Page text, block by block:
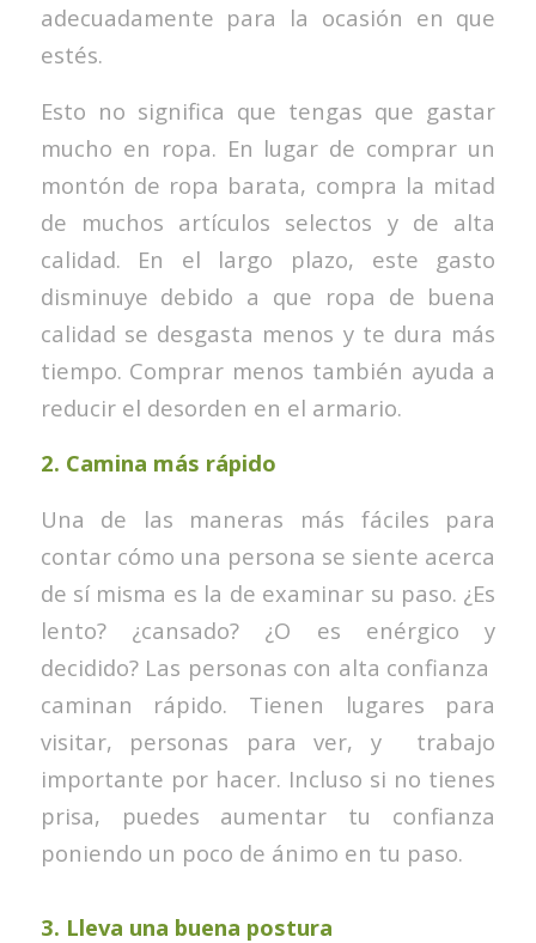
adecuadamente para la ocasión en que
estés.
Esto no significa que tengas que gastar
mucho en ropa. En lugar de comprar un
montón de ropa barata, compra la mitad
de muchos artículos selectos y de alta
calidad. En el largo plazo, este gasto
disminuye debido a que ropa de buena
calidad se desgasta menos y te dura más
tiempo. Comprar menos también ayuda a
reducir el desorden en el armario.
2. Camina más rápido
Una de las maneras más fáciles para
contar cómo una persona se siente acerca
de sí misma es la de examinar su paso. ¿Es
lento? ¿cansado? ¿O es enérgico y
decidido? Las personas con alta confianza
caminan rápido. Tienen lugares para
visitar, personas para ver, y trabajo
importante por hacer. Incluso si no tienes
prisa, puedes aumentar tu confianza
poniendo un poco de ánimo en tu paso.
3. Lleva una buena postura